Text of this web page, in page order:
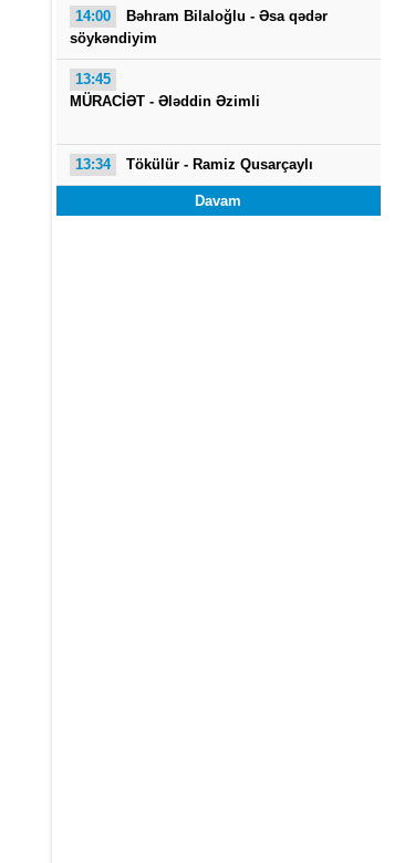
14:00
Bəhram Bilaloğlu - Əsa qədər
söykəndiyim
13:45
MÜRACİƏT - Ələddin Əzimli
13:34 Tökülür - Ramiz Qusarçaylı
Davam